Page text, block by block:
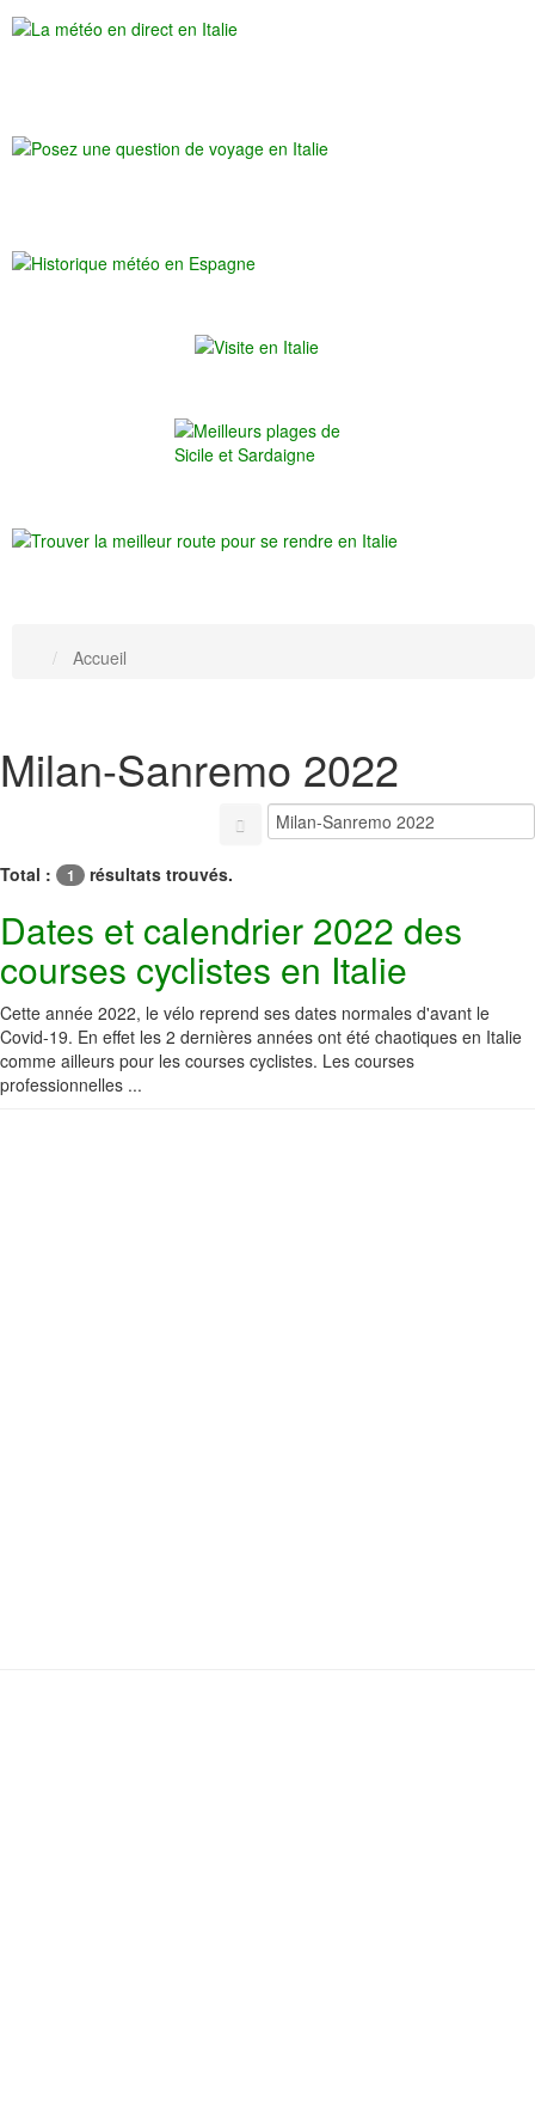
Accueil
Milan-Sanremo 2022
Total : 1 résultats trouvés.
Dates et calendrier 2022 des
courses cyclistes en Italie
Cette année 2022, le vélo reprend ses dates normales d'avant le
Covid-19. En effet les 2 dernières années ont été chaotiques en Italie
comme ailleurs pour les courses cyclistes. Les courses
professionnelles ...